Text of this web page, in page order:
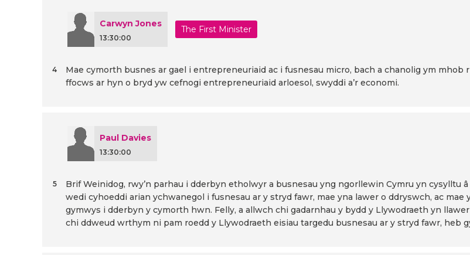
Carwyn Jones
13:30:00
The First Minister
Mae cymorth busnes ar gael i entrepreneuriaid ac i fusnesau micro, bach a chanolig ym
ffocws ar hyn o bryd yw cefnogi entrepreneuriaid arloesol, swyddi a’r economi.
4
Paul Davies
13:30:00
Brif Weinidog, rwy’n parhau i dderbyn etholwyr a busnesau yng ngorllewin Cymru yn cysylltu
wedi cyhoeddi arian ychwanegol i fusnesau ar y stryd fawr, mae yna lawer o ddryswch, ac
gymwys i dderbyn y cymorth hwn. Felly, a allwch chi gadarnhau y bydd y Llywodraeth yn
chi ddweud wrthym ni pam roedd y Llywodraeth eisiau targedu busnesau ar y stryd fawr, heb
5